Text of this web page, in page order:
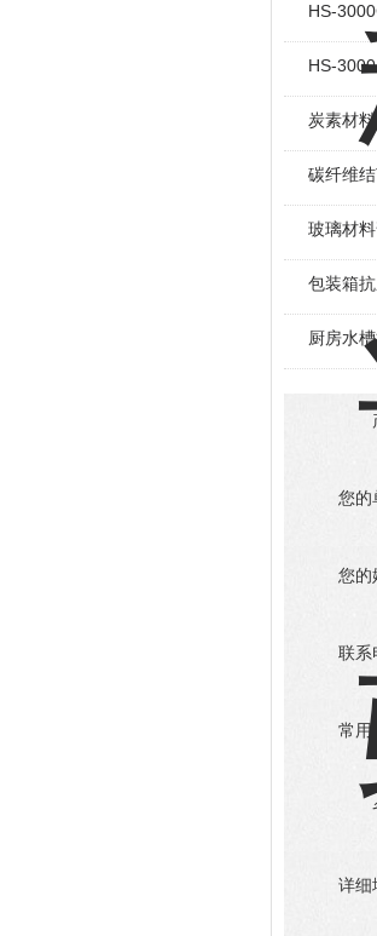
HS-
HS-
炭素材
碳纤维
玻璃材
包装箱
厨房水
您的
您的
联系
常用
详细